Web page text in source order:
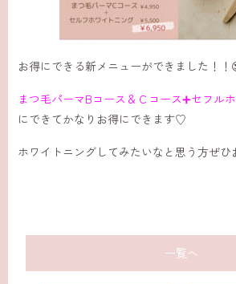
お得にできる新メニューができました！！
まつ毛パーマBコース＆Ｃコース➕セフル
にできてかなりお得にできます♡
ホワイトニングしてみたいなと思う方ぜ
一覧へ